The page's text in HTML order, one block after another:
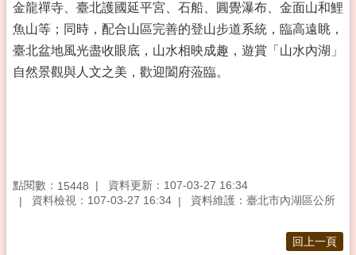
金龍禪寺、臺北護國延平宮、石船、圓覺瀑布、金面山和鯉
魚山等；同時，配合山區完善的登山步道系統，臨高遠眺，
臺北盆地風光盡收眼底，山水相映成趣，遊賞「山水內湖」
自然景觀與人文之美，歡迎闔府蒞臨。
點閱數： 15448
資料更新：107-03-27 16:34
資料檢視：107-03-27 16:34
資料維護：臺北市內湖區公所
回上一頁